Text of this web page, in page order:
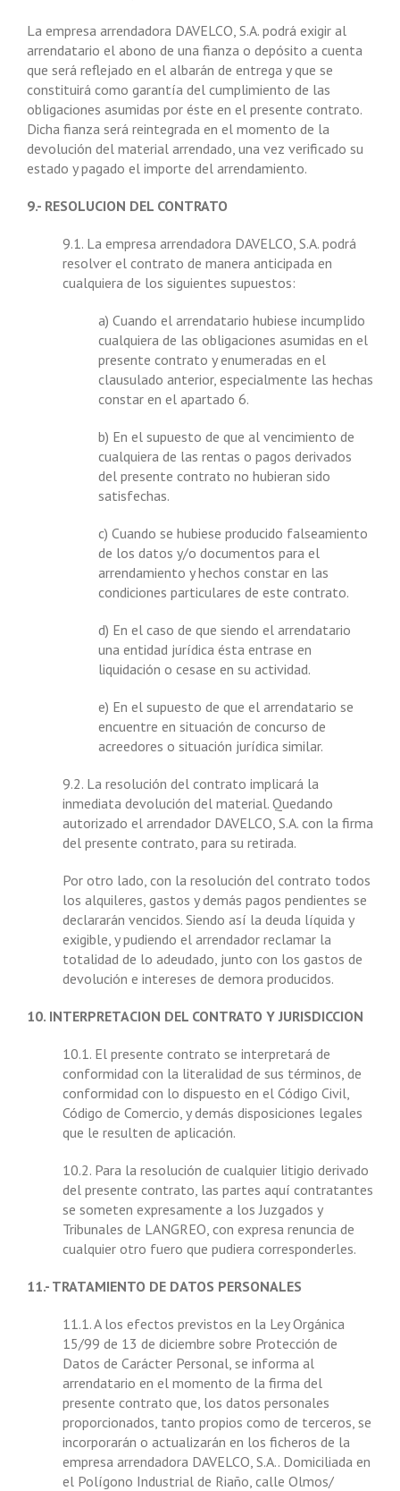
La empresa arrendadora DAVELCO, S.A. podrá exigir al
arrendatario el abono de una fianza o depósito a cuenta
que será reflejado en el albarán de entrega y que se
constituirá como garantía del cumplimiento de las
obligaciones asumidas por éste en el presente contrato.
Dicha fianza será reintegrada en el momento de la
devolución del material arrendado, una vez verificado su
estado y pagado el importe del arrendamiento.
9.- RESOLUCION DEL CONTRATO
9.1. La empresa arrendadora DAVELCO, S.A. podrá
resolver el contrato de manera anticipada en
cualquiera de los siguientes supuestos:
a) Cuando el arrendatario hubiese incumplido
cualquiera de las obligaciones asumidas en el
presente contrato y enumeradas en el
clausulado anterior, especialmente las hechas
constar en el apartado 6.
b) En el supuesto de que al vencimiento de
cualquiera de las rentas o pagos derivados
del presente contrato no hubieran sido
satisfechas.
c) Cuando se hubiese producido falseamiento
de los datos y/o documentos para el
arrendamiento y hechos constar en las
condiciones particulares de este contrato.
d) En el caso de que siendo el arrendatario
una entidad jurídica ésta entrase en
liquidación o cesase en su actividad.
e) En el supuesto de que el arrendatario se
encuentre en situación de concurso de
acreedores o situación jurídica similar.
9.2. La resolución del contrato implicará la
inmediata devolución del material. Quedando
autorizado el arrendador DAVELCO, S.A. con la firma
del presente contrato, para su retirada.
Por otro lado, con la resolución del contrato todos
los alquileres, gastos y demás pagos pendientes se
declararán vencidos. Siendo así la deuda líquida y
exigible, y pudiendo el arrendador reclamar la
totalidad de lo adeudado, junto con los gastos de
devolución e intereses de demora producidos.
10. INTERPRETACION DEL CONTRATO Y JURISDICCION
10.1. El presente contrato se interpretará de
conformidad con la literalidad de sus términos, de
conformidad con lo dispuesto en el Código Civil,
Código de Comercio, y demás disposiciones legales
que le resulten de aplicación.
10.2. Para la resolución de cualquier litigio derivado
del presente contrato, las partes aquí contratantes
se someten expresamente a los Juzgados y
Tribunales de LANGREO, con expresa renuncia de
cualquier otro fuero que pudiera corresponderles.
11.- TRATAMIENTO DE DATOS PERSONALES
11.1. A los efectos previstos en la Ley Orgánica
15/99 de 13 de diciembre sobre Protección de
Datos de Carácter Personal, se informa al
arrendatario en el momento de la firma del
presente contrato que, los datos personales
proporcionados, tanto propios como de terceros, se
incorporarán o actualizarán en los ficheros de la
empresa arrendadora DAVELCO, S.A.. Domiciliada en
el Polígono Industrial de Riaño, calle Olmos/